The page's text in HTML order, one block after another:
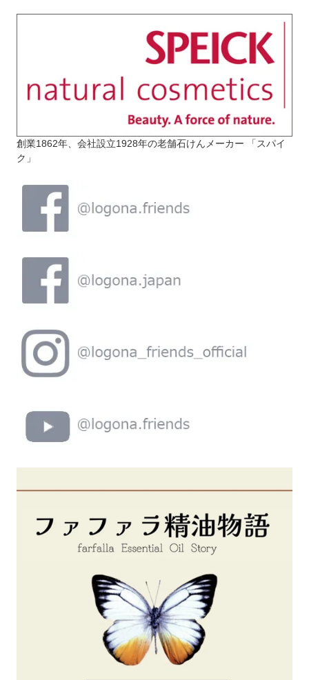
創業1862年、会社設立1928年の老舗石けんメーカー 「スパイ
ク」